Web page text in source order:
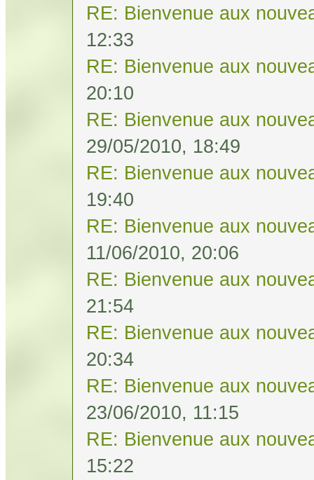
RE: Bienvenue aux
12:33
RE: Bienvenue aux
20:10
RE: Bienvenue aux
29/05/2010, 18:49
RE: Bienvenue aux
19:40
RE: Bienvenue aux
11/06/2010, 20:06
RE: Bienvenue aux
21:54
RE: Bienvenue aux
20:34
RE: Bienvenue aux
23/06/2010, 11:15
RE: Bienvenue aux
15:22